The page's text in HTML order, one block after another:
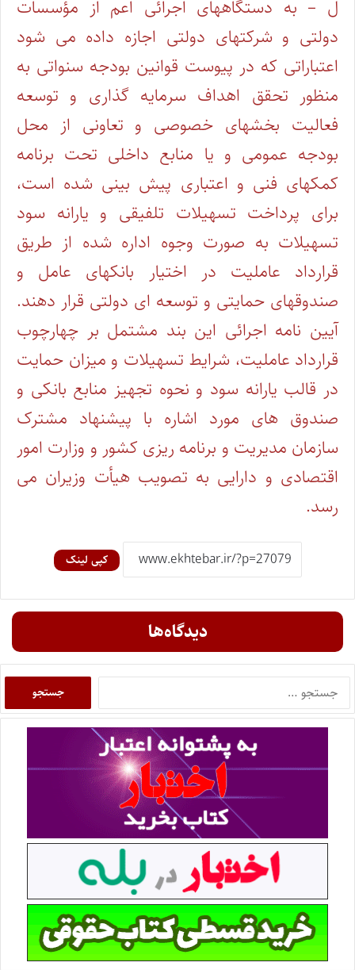
ل – به دستگاههای اجرائی اعم از مؤسسات
دولتی و شرکتهای دولتی اجازه داده می شود
اعتباراتی که در پیوست قوانین بودجه سنواتی به
منظور تحقق اهداف سرمایه گذاری و توسعه
فعالیت بخشهای خصوصی و تعاونی از محل
بودجه عمومی و یا منابع داخلی تحت برنامه
کمکهای فنی و اعتباری پیش بینی شده است،
برای پرداخت تسهیلات تلفیقی و یارانه سود
تسهیلات به صورت وجوه اداره شده از طریق
قرارداد عاملیت در اختیار بانکهای عامل و
صندوقهای حمایتی و توسعه ای دولتی قرار دهند.
آیین نامه اجرائی این بند مشتمل بر چهارچوب
قرارداد عاملیت، شرایط تسهیلات و میزان حمایت
در قالب یارانه سود و نحوه تجهیز منابع بانکی و
صندوق های مورد اشاره با پیشنهاد مشترک
سازمان مدیریت و برنامه ریزی کشور و وزارت امور
اقتصادی و دارایی به تصویب هیأت وزیران می
رسد.
کپی لینک
دیدگاه‌ها